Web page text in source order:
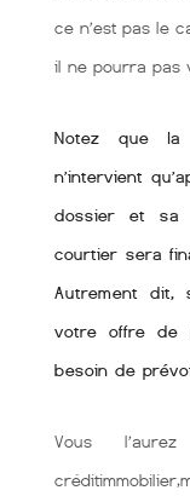
ce n’est pas le
il ne pourra pas
Notez que la
n’intervient
dossier et sa
courtier sera
Autrement dit,
votre offre de
besoin de
Vous